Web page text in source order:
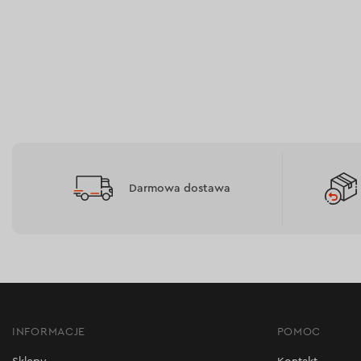
Darmowa dostawa
INFORMACJE POMOC